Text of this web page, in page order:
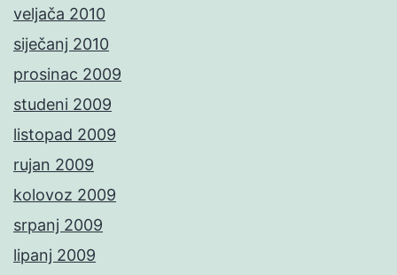
veljača 2010
siječanj 2010
prosinac 2009
studeni 2009
listopad 2009
rujan 2009
kolovoz 2009
srpanj 2009
lipanj 2009